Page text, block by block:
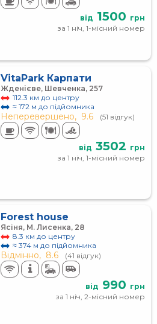
від 1500 грн
за 1 ніч, 1-місний номер
VitaPark Карпати
Жденієве, Шевченка, 257
112.3 км до центру
≈ 172 м до підйомника
Неперевершено, 9.6 (51 відгук)
від 3502 грн
за 1 ніч, 1-місний номер
Forest house
Ясіня, М. Лисенка, 28
8.3 км до центру
≈ 374 м до підйомника
Відмінно, 8.6 (41 відгук)
від 990 грн
за 1 ніч, 2-місний номер